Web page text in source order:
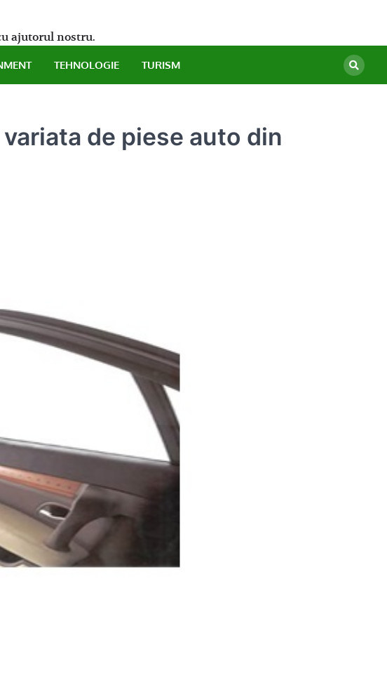
ajutorul nostru.
TEHNOLOGIE TURISM
de piese auto din